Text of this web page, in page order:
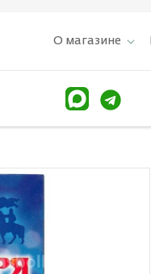
О магазине